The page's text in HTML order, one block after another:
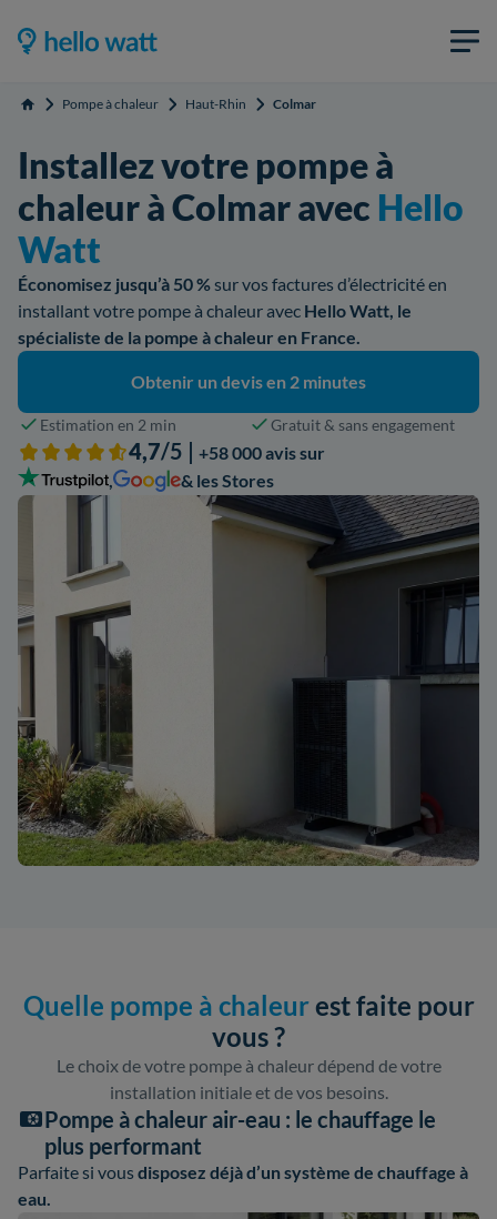
Accueil Pompe à chaleur Haut-Rhin Colmar
Installez votre pompe à
chaleur à Colmar avec Hello
Watt
Économisez jusqu’à 50 %sur vos factures d’électricité en
installant votre pompe à chaleur avec Hello Watt, le
spécialiste de la pompe à chaleur en France.
Obtenir un devis en 2 minutes
Estimation en 2 min Gratuit & sans engagement
4,7/5 | +58 000 avis sur
,
& les Stores
Quelle pompe à chaleurest faite pour
vous ?
Le choix de votre pompe à chaleur dépend de votre
installation initiale et de vos besoins.
Pompe à chaleur air-eau : le chauffage le
plus performant
Parfaite si vousdisposez déjà d’un système de chauffage à
eau.